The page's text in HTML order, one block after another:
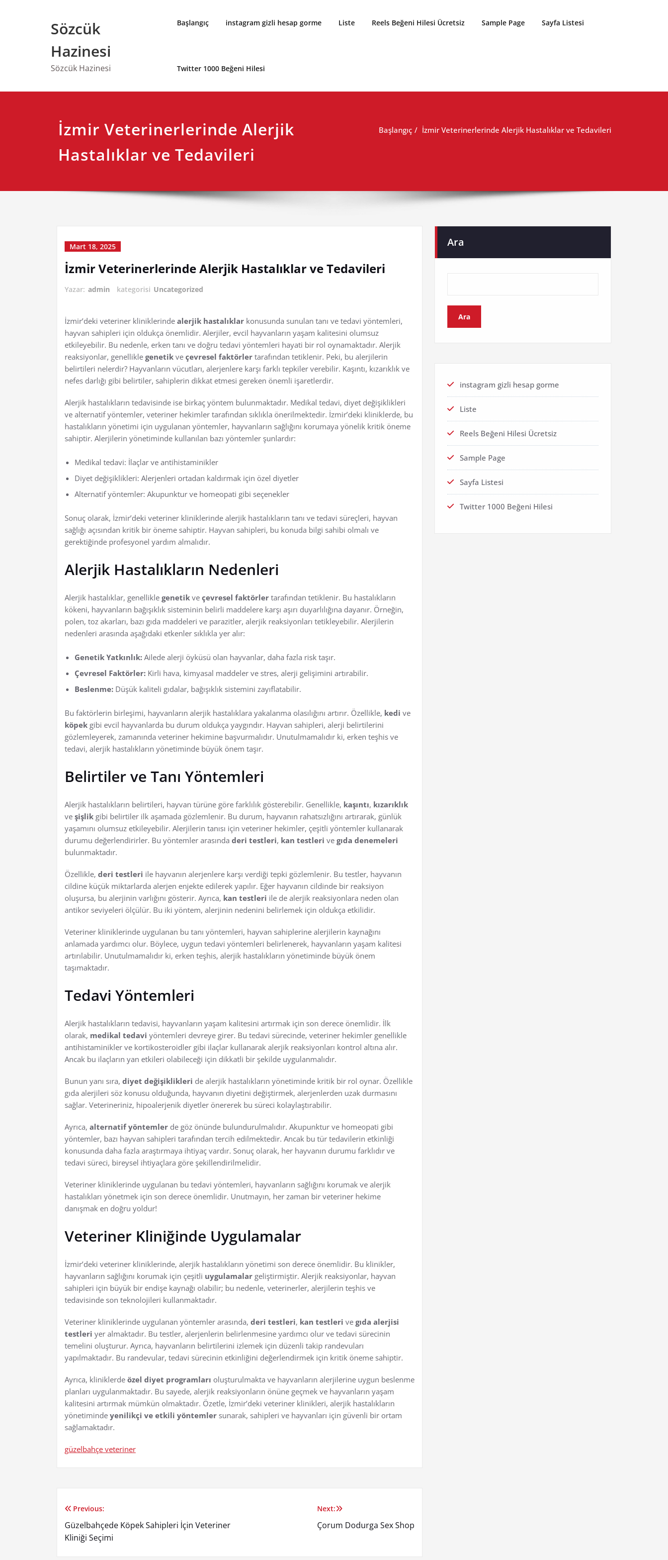
Sözcük
Hazinesi
Sözcük Hazinesi
Başlangıç instagram gizli hesap gorme Liste Reels Beğeni Hilesi Ücretsiz Sample Page Sayfa Listesi
Twitter 1000 Beğeni Hilesi
İzmir Veterinerlerinde Alerjik
Hastalıklar ve Tedavileri
Başlangıç İzmir Veterinerlerinde Alerjik Hastalıklar ve Tedavileri
Mart 18, 2025
İzmir Veterinerlerinde Alerjik Hastalıklar ve Tedavileri
Yazar: admin kategorisi Uncategorized
İzmir’deki veteriner kliniklerinde alerjik hastalıklar konusunda sunulan tanı ve tedavi yöntemleri,
hayvan sahipleri için oldukça önemlidir. Alerjiler, evcil hayvanların yaşam kalitesini olumsuz
etkileyebilir. Bu nedenle, erken tanı ve doğru tedavi yöntemleri hayati bir rol oynamaktadır. Alerjik
reaksiyonlar, genellikle genetik ve çevresel faktörler tarafından tetiklenir. Peki, bu alerjilerin
belirtileri nelerdir? Hayvanların vücutları, alerjenlere karşı farklı tepkiler verebilir. Kaşıntı, kızarıklık ve
nefes darlığı gibi belirtiler, sahiplerin dikkat etmesi gereken önemli işaretlerdir.
Alerjik hastalıkların tedavisinde ise birkaç yöntem bulunmaktadır. Medikal tedavi, diyet değişiklikleri
ve alternatif yöntemler, veteriner hekimler tarafından sıklıkla önerilmektedir. İzmir’deki kliniklerde, bu
hastalıkların yönetimi için uygulanan yöntemler, hayvanların sağlığını korumaya yönelik kritik öneme
sahiptir. Alerjilerin yönetiminde kullanılan bazı yöntemler şunlardır:
Medikal tedavi: İlaçlar ve antihistaminikler
Diyet değişiklikleri: Alerjenleri ortadan kaldırmak için özel diyetler
Alternatif yöntemler: Akupunktur ve homeopati gibi seçenekler
Sonuç olarak, İzmir’deki veteriner kliniklerinde alerjik hastalıkların tanı ve tedavi süreçleri, hayvan
sağlığı açısından kritik bir öneme sahiptir. Hayvan sahipleri, bu konuda bilgi sahibi olmalı ve
gerektiğinde profesyonel yardım almalıdır.
Alerjik Hastalıkların Nedenleri
Alerjik hastalıklar, genellikle genetik ve çevresel faktörler tarafından tetiklenir. Bu hastalıkların
kökeni, hayvanların bağışıklık sisteminin belirli maddelere karşı aşırı duyarlılığına dayanır. Örneğin,
polen, toz akarları, bazı gıda maddeleri ve parazitler, alerjik reaksiyonları tetikleyebilir. Alerjilerin
nedenleri arasında aşağıdaki etkenler sıklıkla yer alır:
Genetik Yatkınlık: Ailede alerji öyküsü olan hayvanlar, daha fazla risk taşır.
Çevresel Faktörler: Kirli hava, kimyasal maddeler ve stres, alerji gelişimini artırabilir.
Beslenme: Düşük kaliteli gıdalar, bağışıklık sistemini zayıflatabilir.
Bu faktörlerin birleşimi, hayvanların alerjik hastalıklara yakalanma olasılığını artırır. Özellikle, kedi ve
köpek gibi evcil hayvanlarda bu durum oldukça yaygındır. Hayvan sahipleri, alerji belirtilerini
gözlemleyerek, zamanında veteriner hekimine başvurmalıdır. Unutulmamalıdır ki, erken teşhis ve
tedavi, alerjik hastalıkların yönetiminde büyük önem taşır.
Belirtiler ve Tanı Yöntemleri
Alerjik hastalıkların belirtileri, hayvan türüne göre farklılık gösterebilir. Genellikle, kaşıntı, kızarıklık
ve şişlik gibi belirtiler ilk aşamada gözlemlenir. Bu durum, hayvanın rahatsızlığını artırarak, günlük
yaşamını olumsuz etkileyebilir. Alerjilerin tanısı için veteriner hekimler, çeşitli yöntemler kullanarak
durumu değerlendirirler. Bu yöntemler arasında deri testleri, kan testleri ve gıda denemeleri
bulunmaktadır.
Özellikle, deri testleri ile hayvanın alerjenlere karşı verdiği tepki gözlemlenir. Bu testler, hayvanın
cildine küçük miktarlarda alerjen enjekte edilerek yapılır. Eğer hayvanın cildinde bir reaksiyon
oluşursa, bu alerjinin varlığını gösterir. Ayrıca, kan testleri ile de alerjik reaksiyonlara neden olan
antikor seviyeleri ölçülür. Bu iki yöntem, alerjinin nedenini belirlemek için oldukça etkilidir.
Veteriner kliniklerinde uygulanan bu tanı yöntemleri, hayvan sahiplerine alerjilerin kaynağını
anlamada yardımcı olur. Böylece, uygun tedavi yöntemleri belirlenerek, hayvanların yaşam kalitesi
artırılabilir. Unutulmamalıdır ki, erken teşhis, alerjik hastalıkların yönetiminde büyük önem
taşımaktadır.
Tedavi Yöntemleri
Alerjik hastalıkların tedavisi, hayvanların yaşam kalitesini artırmak için son derece önemlidir. İlk
olarak, medikal tedavi yöntemleri devreye girer. Bu tedavi sürecinde, veteriner hekimler genellikle
antihistaminikler ve kortikosteroidler gibi ilaçlar kullanarak alerjik reaksiyonları kontrol altına alır.
Ancak bu ilaçların yan etkileri olabileceği için dikkatli bir şekilde uygulanmalıdır.
Bunun yanı sıra, diyet değişiklikleri de alerjik hastalıkların yönetiminde kritik bir rol oynar. Özellikle
gıda alerjileri söz konusu olduğunda, hayvanın diyetini değiştirmek, alerjenlerden uzak durmasını
sağlar. Veterineriniz, hipoalerjenik diyetler önererek bu süreci kolaylaştırabilir.
Ayrıca, alternatif yöntemler de göz önünde bulundurulmalıdır. Akupunktur ve homeopati gibi
yöntemler, bazı hayvan sahipleri tarafından tercih edilmektedir. Ancak bu tür tedavilerin etkinliği
konusunda daha fazla araştırmaya ihtiyaç vardır. Sonuç olarak, her hayvanın durumu farklıdır ve
tedavi süreci, bireysel ihtiyaçlara göre şekillendirilmelidir.
Veteriner kliniklerinde uygulanan bu tedavi yöntemleri, hayvanların sağlığını korumak ve alerjik
hastalıkları yönetmek için son derece önemlidir. Unutmayın, her zaman bir veteriner hekime
danışmak en doğru yoldur!
Veteriner Kliniğinde Uygulamalar
İzmir’deki veteriner kliniklerinde, alerjik hastalıkların yönetimi son derece önemlidir. Bu klinikler,
hayvanların sağlığını korumak için çeşitli uygulamalar geliştirmiştir. Alerjik reaksiyonlar, hayvan
sahipleri için büyük bir endişe kaynağı olabilir; bu nedenle, veterinerler, alerjilerin teşhis ve
tedavisinde son teknolojileri kullanmaktadır.
Veteriner kliniklerinde uygulanan yöntemler arasında, deri testleri, kan testleri ve gıda alerjisi
testleri yer almaktadır. Bu testler, alerjenlerin belirlenmesine yardımcı olur ve tedavi sürecinin
temelini oluşturur. Ayrıca, hayvanların belirtilerini izlemek için düzenli takip randevuları
yapılmaktadır. Bu randevular, tedavi sürecinin etkinliğini değerlendirmek için kritik öneme sahiptir.
Ayrıca, kliniklerde özel diyet programları oluşturulmakta ve hayvanların alerjilerine uygun beslenme
planları uygulanmaktadır. Bu sayede, alerjik reaksiyonların önüne geçmek ve hayvanların yaşam
kalitesini artırmak mümkün olmaktadır. Özetle, İzmir’deki veteriner klinikleri, alerjik hastalıkların
yönetiminde yenilikçi ve etkili yöntemler sunarak, sahipleri ve hayvanları için güvenli bir ortam
sağlamaktadır.
güzelbahçe veteriner
Yazı
gezinmesi
Previous:
Güzelbahçede Köpek Sahipleri İçin Veteriner
Kliniği Seçimi
Next:
Çorum Dodurga Sex Shop
Ara
Ara
instagram gizli hesap gorme
Liste
Reels Beğeni Hilesi Ücretsiz
Sample Page
Sayfa Listesi
Twitter 1000 Beğeni Hilesi